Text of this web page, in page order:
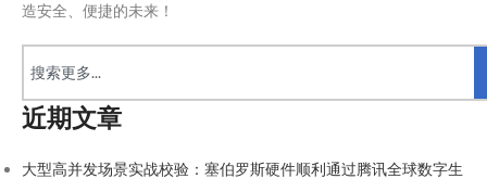
造安全、便捷的未来！
近期文章
大型高并发场景实战校验：塞伯罗斯硬件顺利通过腾讯全球数字生